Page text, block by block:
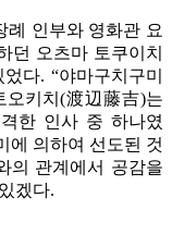
례 인부와 영화관 요
던 오츠마 토쿠이치
다. “야마구치구미
오키치(渡辺藤吉)는
한 인사 중 하나였
에 의하여 선도된 것
의 관계에서 공감을
겠다.